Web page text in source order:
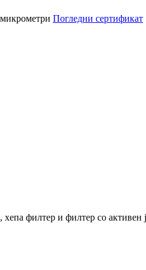
Погледни сертификат
филтер и филтер со